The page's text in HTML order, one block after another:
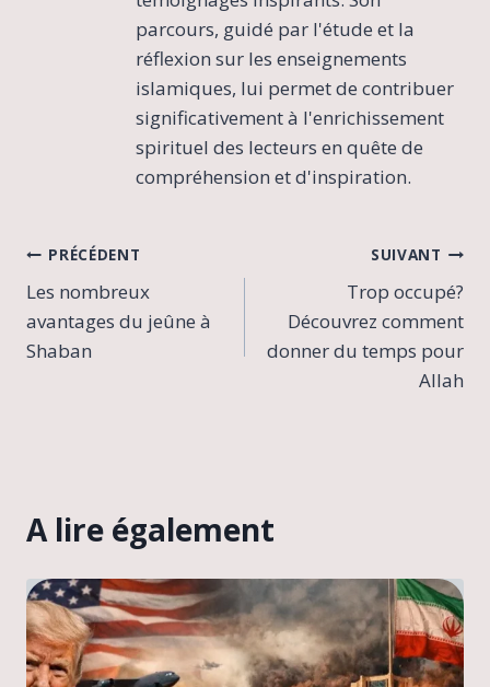
parcours, guidé par l'étude et la
réflexion sur les enseignements
islamiques, lui permet de contribuer
significativement à l'enrichissement
spirituel des lecteurs en quête de
compréhension et d'inspiration.
Navigation
de
l’article
PRÉCÉDENT
Les nombreux
avantages du jeûne à
Shaban
SUIVANT
Trop occupé?
Découvrez comment
donner du temps pour
Allah
A lire également